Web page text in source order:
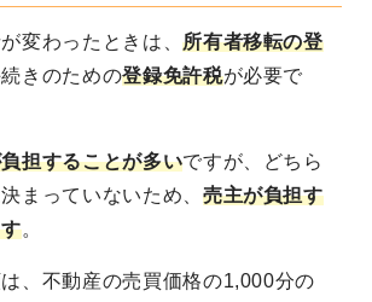
変わったときは、所有者移転の登
きのための登録免許税が必要で
担することが多いですが、どちら
まっていないため、 売主が負担す
。
、不動産の売買価格の1,000分の